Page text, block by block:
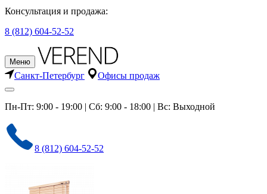
Консультация и продажа:
8 (812) 604-52-52
Меню
Санкт-Петербург Офисы продаж
Пн-Пт: 9:00 - 19:00 | Сб: 9:00 - 18:00 | Вс: Выходной
8 (812) 604-52-52